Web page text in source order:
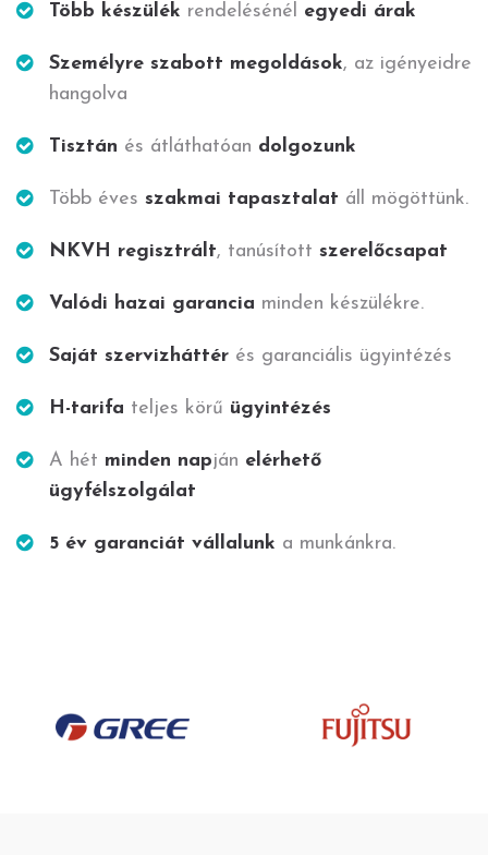
Több készülék rendelésénél egyedi árak
Személyre szabott megoldások, az igényeidre
hangolva
Tisztán és átláthatóan dolgozunk
Több éves szakmai tapasztalat áll mögöttünk.
NKVH regisztrált, tanúsított szerelőcsapat
Valódi hazai garancia minden készülékre.
Saját szervizháttér és garanciális ügyintézés
H-tarifa teljes körű ügyintézés
A hét minden napján elérhető
ügyfélszolgálat
5 év garanciát vállalunk a munkánkra.